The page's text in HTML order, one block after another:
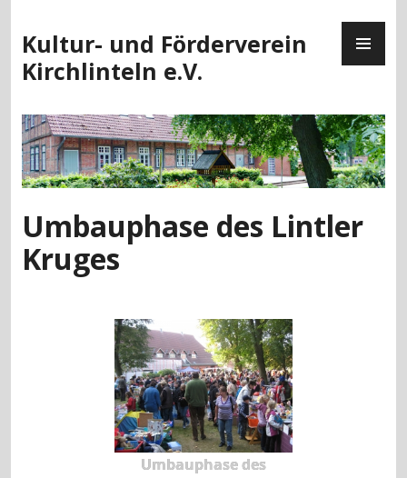
Inhalt
springen
Kultur- und Förderverein
Kirchlinteln e.V.
Umbauphase des Lintler
Kruges
Umbauphase des